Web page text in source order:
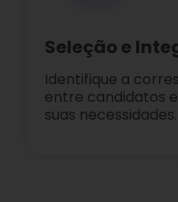
Seleção e
Identifique a
entre candidatos
suas necessidades.